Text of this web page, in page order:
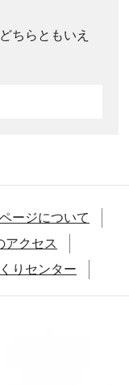
どちらともいえ
ージについて
アクセス
りセンター